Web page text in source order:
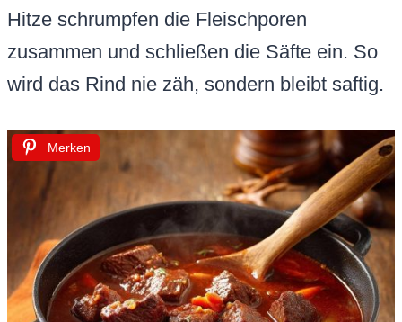
Hitze schrumpfen die Fleischporen
zusammen und schließen die Säfte ein. So
wird das Rind nie zäh, sondern bleibt saftig.
Merken